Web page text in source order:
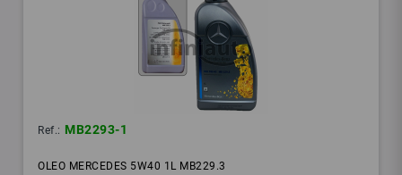
Ref.: MB2293-1
OLEO MERCEDES 5W40 1L MB229.3